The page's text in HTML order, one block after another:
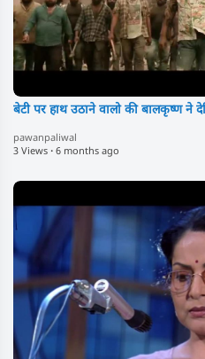
बेटी पर हाथ उठाने वालो की बालकृष्ण ने
pawanpaliwal
3 Views · 6 months ago